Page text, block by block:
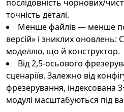
послідовність чорнових/
точність деталі.
Менше файлів — менше
версій» і зниклих оновлень:
моделлю, що й конструктор.
Від 2,5-осьового
сценаріїв. Залежно від
фрезерування, індексована
модулі масштабуються під